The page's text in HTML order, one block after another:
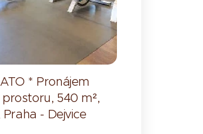
* Pronájem
540 m²,
- Dejvice